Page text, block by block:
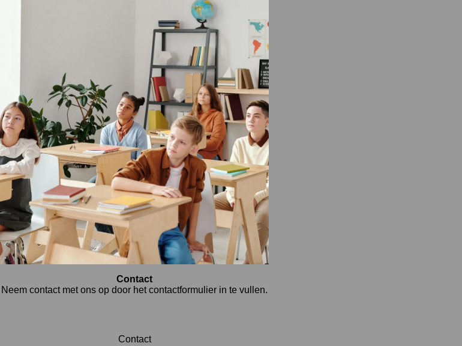
Contact
Neem contact met ons op door het contactformulier in te vullen.
Contact